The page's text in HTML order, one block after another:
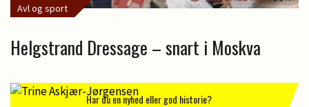
Avl og sport
Helgstrand Dressage – snart i Moskva
Har du en nyhed eller god historie?